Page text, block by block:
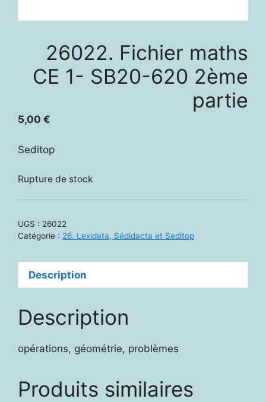
26022. Fichier maths
CE 1- SB20-620 2ème
partie
5,00 €
Seditop
Rupture de stock
UGS : 26022
Catégorie : 26. Lexidata, Sédidacta et Seditop
Description
Description
opérations, géométrie, problèmes
Produits similaires